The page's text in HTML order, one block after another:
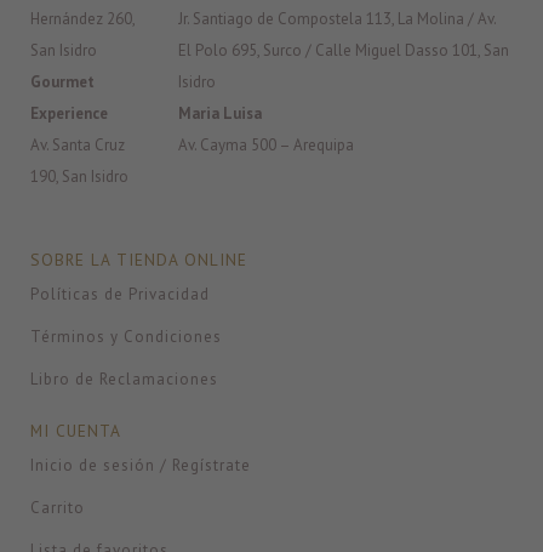
Hernández 260,
San Isidro
Gourmet
Experience
Av. Santa Cruz
190, San Isidro
Jr. Santiago de Compostela 113, La Molina / Av.
El Polo 695, Surco / Calle Miguel Dasso 101, San
Isidro
Maria Luisa
Av. Cayma 500 – Arequipa
SOBRE LA TIENDA ONLINE
Políticas de Privacidad
Términos y Condiciones
Libro de Reclamaciones
MI CUENTA
Inicio de sesión / Regístrate
Carrito